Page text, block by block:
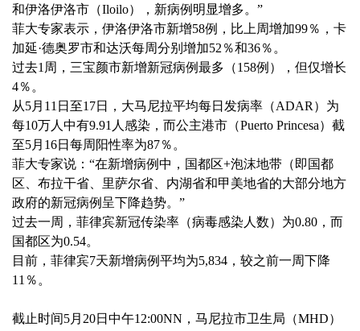
和伊洛伊洛市（Iloilo），新病例明显增多。”
菲大专家表示，伊洛伊洛市新增58例，比上周增加99％，卡
加延·德奥罗市和达沃每周分别增加52％和36％。
过去1周，三宝颜市新增新冠病例最多（158例），但仅增长
4％。
从5月11日至17日，大马尼拉平均每日发病率（ADAR）为
每10万人中有9.91人感染，而公主港市（Puerto Princesa）截
至5月16日每周阳性率为87％。
菲大专家说：“在新增病例中，国都区+泡沫地带（即国都
区、布拉干省、里萨尔省、内湖省和甲美地省的大部分地方
政府的新冠病例呈下降趋势。”
过去一周，菲律宾新冠传染率（病毒感染人数）为0.80，而
国都区为0.54。
目前，菲律宾7天新增病例平均为5,834，较之前一周下降
11％。
截止时间5月20日中午12:00NN，马尼拉市卫生局（MHD）